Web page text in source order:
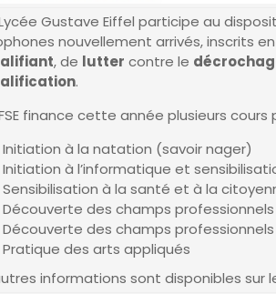
Gustave Eiffel participe au
nouvellement arrivés, inscrits en
, de lutter contre le
.
finance cette année plusieurs cours
Initiation à la natation (savoir nager)
Initiation à l’informatique et
Sensibilisation à la santé et à la
Découverte des champs
Découverte des champs
Pratique des arts appliqués
informations sont disponibles sur